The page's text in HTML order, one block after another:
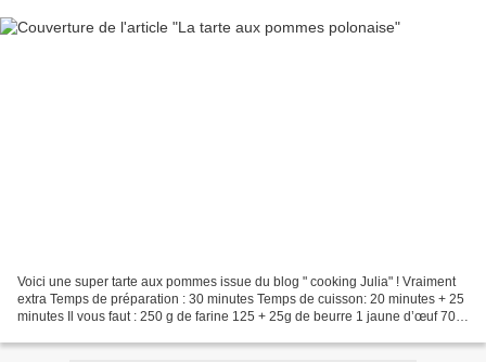
Voici une super tarte aux pommes issue du blog " cooking Julia" ! Vraiment
extra Temps de préparation : 30 minutes Temps de cuisson: 20 minutes + 25
minutes Il vous faut : 250 g de farine 125 + 25g de beurre 1 jaune d’œuf 70 g